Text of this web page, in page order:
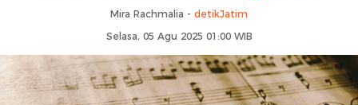
Mira Rachmalia - detikJatim
Selasa, 05 Agu 2025 01:00 WIB